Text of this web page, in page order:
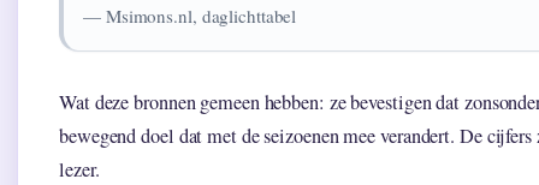
— Msimons.nl, daglichttabel
Wat deze bronnen gemeen hebben: ze bevestigen dat
bewegend doel dat met de seizoenen mee verandert. De
lezer.